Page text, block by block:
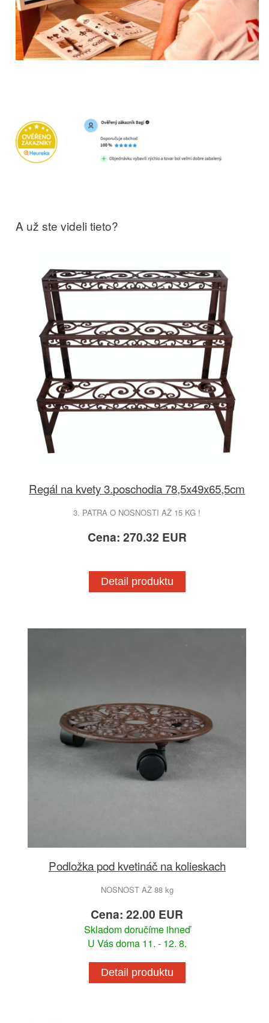
A už ste videli tieto?
Regál na kvety 3.poschodia 78,5x49x65,5cm
3. PATRA O NOSNOSTI AŽ 15 KG !
Cena: 270.32 EUR
Detail produktu
Podložka pod kvetináč na kolieskach
NOSNOST AŽ 88 kg
Cena: 22.00 EUR
Skladom doručíme ihneď
U Vás doma 11. - 12. 8.
Detail produktu